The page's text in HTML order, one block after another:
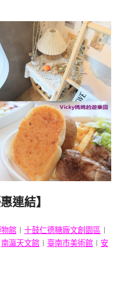
連結】
館 ︱ 十鼓仁德糖廠文創園區 ︱
南瀛天文館 ︱ 臺南市美術館 ︱ 安